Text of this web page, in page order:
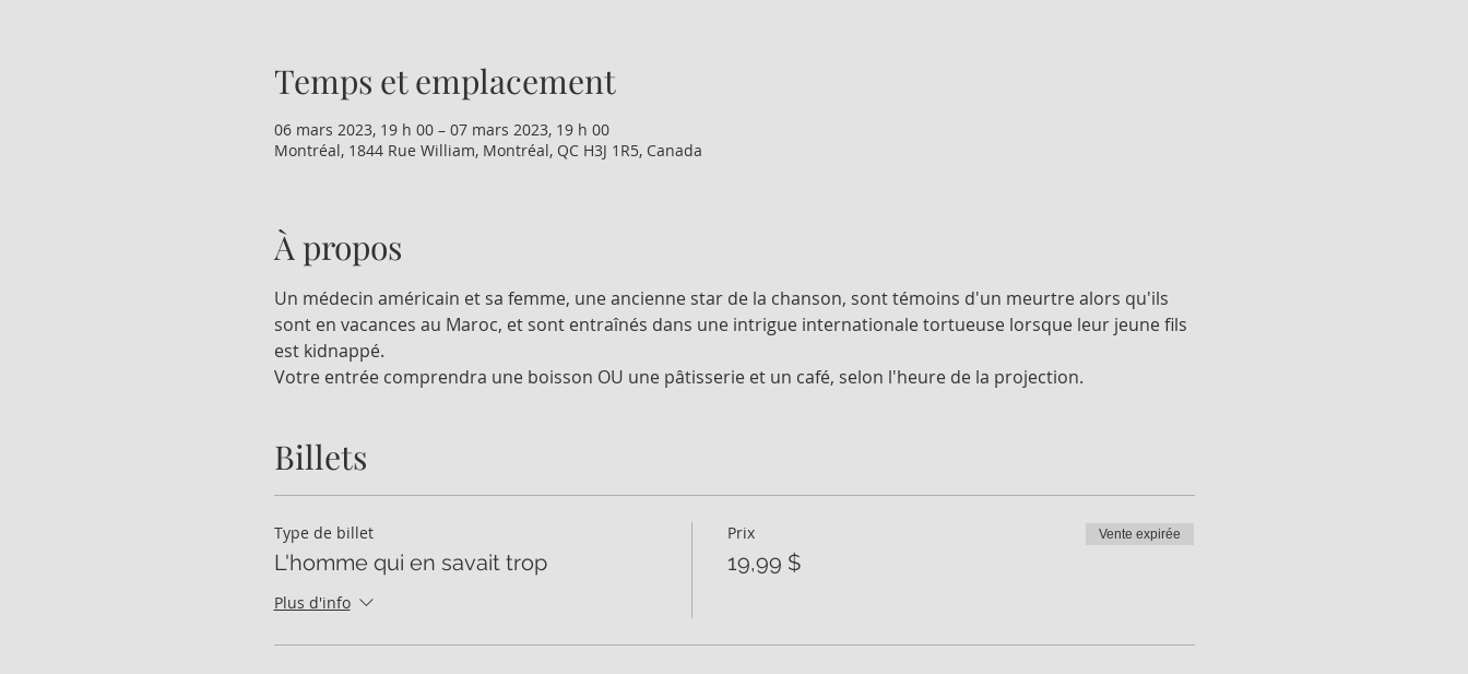
Temps et emplacement
06 mars 2023, 19 h 00 – 07 mars 2023, 19 h 00
Montréal, 1844 Rue William, Montréal, QC H3J 1R5, Canada
À propos
Un médecin américain et sa femme, une ancienne star de la chanson, sont témoins d'un meurtre alors qu'ils
sont en vacances au Maroc, et sont entraînés dans une intrigue internationale tortueuse lorsque leur jeune fils
est kidnappé.
Votre entrée comprendra une boisson OU une pâtisserie et un café, selon l'heure de la projection.
Billets
Type de billet
L'homme qui en savait trop
Plus d'info
Prix
19,99 $
Vente expirée